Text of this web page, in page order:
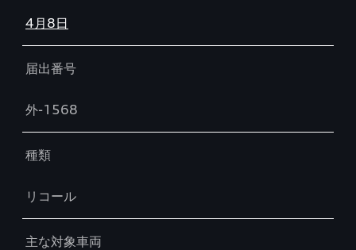
4月8日
届出番号
外-1568
種類
リコール
主な対象車両